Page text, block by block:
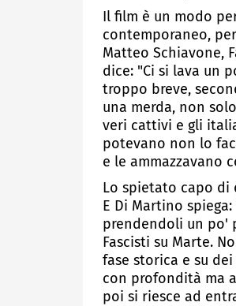
Il film è un modo
contemporaneo,
Matteo Schiavone,
dice: "Ci si lava un
troppo breve,
una merda, non
veri cattivi e gli
potevano non lo
e le ammazzavano
Lo spietato capo di
E Di Martino
prendendoli un po'
Fascisti su Marte.
fase storica e su
con profondità ma
poi si riesce ad